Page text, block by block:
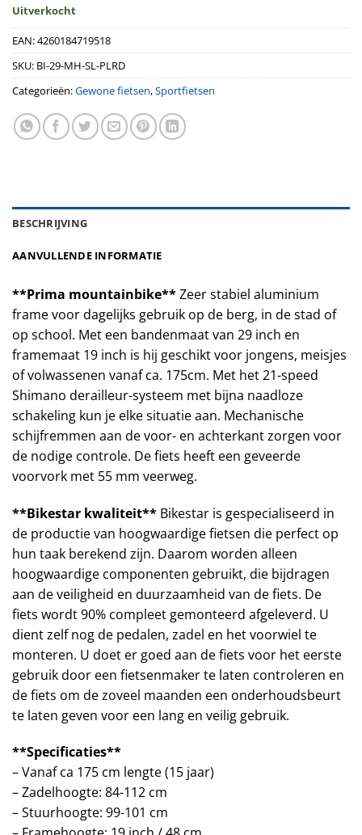
Uitverkocht
EAN:4260184719518
SKU: BI-29-MH-SL-PLRD
Categorieën:Gewone fietsen,Sportfietsen
BESCHRIJVING
AANVULLENDE INFORMATIE
**Prima mountainbike**Zeer stabiel aluminium
frame voor dagelijks gebruik op de berg, in de stad of
op school. Met een bandenmaat van 29 inch en
framemaat 19 inch is hij geschikt voor jongens, meisjes
of volwassenen vanaf ca. 175cm. Met het 21-speed
Shimano derailleur-systeem met bijna naadloze
schakeling kun je elke situatie aan. Mechanische
schijfremmen aan de voor- en achterkant zorgen voor
de nodige controle. De fiets heeft een geveerde
voorvork met 55 mm veerweg.
**Bikestar kwaliteit** Bikestar is gespecialiseerd in
de productie van hoogwaardige fietsen die perfect op
hun taak berekend zijn. Daarom worden alleen
hoogwaardige componenten gebruikt, die bijdragen
aan de veiligheid en duurzaamheid van de fiets. De
fiets wordt 90% compleet gemonteerd afgeleverd. U
dient zelf nog de pedalen, zadel en het voorwiel te
monteren. U doet er goed aan de fiets voor het eerste
gebruik door een fietsenmaker te laten controleren en
de fiets om de zoveel maanden een onderhoudsbeurt
te laten geven voor een lang en veilig gebruik.
**Specificaties**
– Vanaf ca 175 cm lengte (15 jaar)
– Zadelhoogte: 84-112 cm
– Stuurhoogte: 99-101 cm